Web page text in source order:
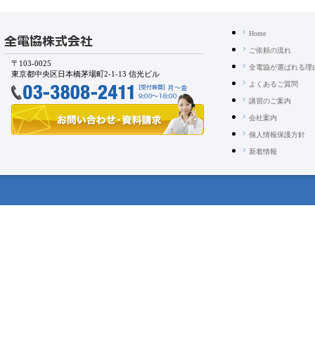
〒103-0025
東京都中央区日本橋茅場町2-1-13 信光ビル
Home
ご依頼の流れ
全電協が選ばれる理
よくあるご質問
講習のご案内
会社案内
個人情報保護方針
新着情報